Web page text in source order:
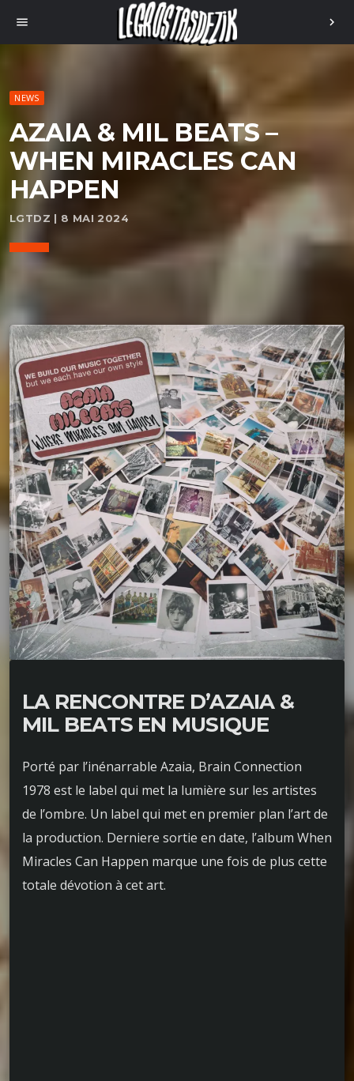
menu chevron_right
NEWS
AZAIA & MIL BEATS –
WHEN MIRACLES CAN
HAPPEN
LGTDZ | 8 MAI 2024
LA RENCONTRE D’AZAIA &
MIL BEATS EN MUSIQUE
Porté par l’inénarrable Azaia, Brain Connection
1978 est le label qui met la lumière sur les artistes
de l’ombre. Un label qui met en premier plan l’art de
la production. Derniere sortie en date, l’album When
Miracles Can Happen marque une fois de plus cette
totale dévotion à cet art.